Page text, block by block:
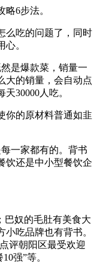
6步法。
么吃的问题了，同时
。
是爆款菜，销量一
大的销量，会自动点
30000人吃。
你的原材料普通如韭
一家都有的。背书
饮还是中小型餐饮企
巴奴的毛肚有美食大
吃品牌也有背书。
评朝阳区最受欢迎
强”等。